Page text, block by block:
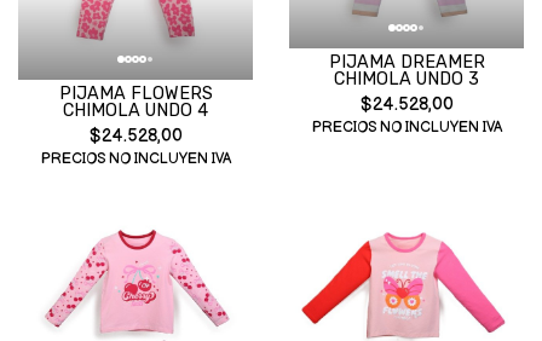
PIJAMA FLOWERS
CHIMOLA UNDO 4
$24.528,00
PRECIOS NO INCLUYEN IVA
PIJAMA DREAMER
CHIMOLA UNDO 3
$24.528,00
PRECIOS NO INCLUYEN IVA